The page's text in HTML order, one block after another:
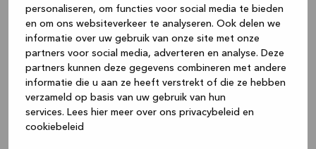
personaliseren, om functies voor social media te bieden
en om ons websiteverkeer te analyseren. Ook delen we
informatie over uw gebruik van onze site met onze
partners voor social media, adverteren en analyse. Deze
partners kunnen deze gegevens combineren met andere
informatie die u aan ze heeft verstrekt of die ze hebben
verzameld op basis van uw gebruik van hun
services. Lees hier meer over ons privacybeleid en
cookiebeleid